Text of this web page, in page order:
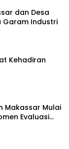
dan Desa
Garam Industri
Kehadiran
Makassar Mulai
Evaluasi